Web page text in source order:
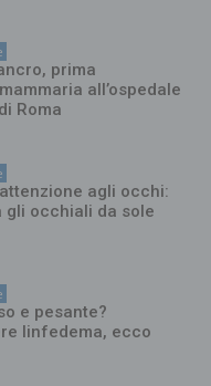
prima
all’ospedale
Roma
agli occhi:
gli occhiali da sole
e pesante?
linfedema, ecco